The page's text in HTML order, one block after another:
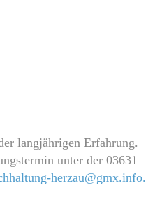
langjährigen Erfahrung.
unter der 03631
herzau@gmx.info.